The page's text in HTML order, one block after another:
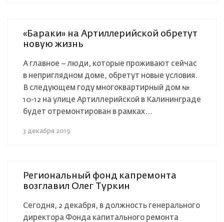
«Бараки» на Артиллерийской обретут
новую жизнь
А главное – люди, которые проживают сейчас
в неприглядном доме, обретут новые условия.
В следующем году многоквартирный дом №
10-12 на улице Артиллерийской в Калининграде
будет отремонтирован в рамках...
3 декабря 2019
Региональный фонд капремонта
возглавил Олег Туркин
Сегодня, 2 декабря, в должность генерального
директора Фонда капитального ремонта